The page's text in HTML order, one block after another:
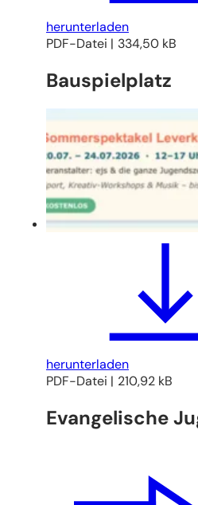
herunterladen
PDF-Datei 334,50 kB
Bauspielplatz
herunterladen
PDF-Datei 210,92 kB
Evangelische